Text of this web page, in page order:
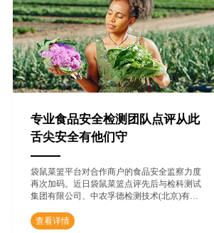
专业食品安全检测团队点评从此
舌尖安全有他们守
袋鼠菜篮平台对合作商户的食品安全监察力度
再次加码。近日袋鼠菜篮点评先后与检科测试
集团有限公司、中农孚德检测技术(北京)有
查看详情